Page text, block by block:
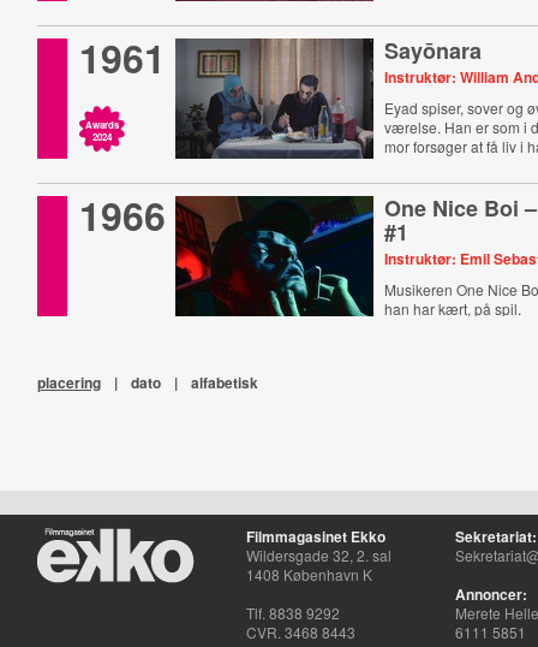
1961
Awards
2024
Sayōnara
Instruktør: William
Eyad spiser, sover og
værelse. Han er som i
mor forsøger at få liv i
1966 One Nice Boi
#1
Instruktør: Emil
Musikeren One Nice
han har kært, på spil.
placering | dato | alfabetisk
Filmmagasinet Ekko
Wildersgade 32, 2. sal
1408 København K
Tlf. 8838 9292
CVR. 3468 8443
Sekretariat:
Annoncer:
Merete
6111 5851